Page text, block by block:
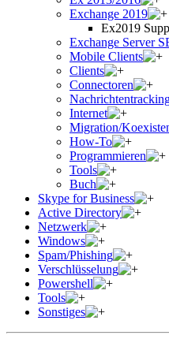
Exchange 2019
Ex2019
Exchange Server
Mobile Clients
Clients
Connectoren
Internet
Migration/
How-To
Programmieren
Tools
Buch
Skype for Business
Active Directory
Netzwerk
Windows
Spam/Phishing
Verschlüsselung
Powershell
Tools
Sonstiges